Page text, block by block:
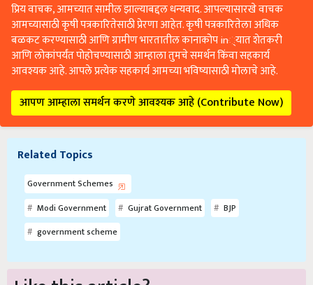
प्रिय वाचक, आमच्यात सामील झाल्याबद्दल धन्यवाद. आपल्यासारखे वाचक
आमच्यासाठी कृषी पत्रकारितेसाठी प्रेरणा आहेत. कृषी पत्रकारितेला अधिक
बळकट करण्यासाठी आणि ग्रामीण भारतातील कानाकोप in्यात शेतकरी
आणि लोकांपर्यंत पोहोचण्यासाठी आम्हाला तुमचे समर्थन किंवा सहकार्य
आवश्यक आहे. आपले प्रत्येक सहकार्य आमच्या भविष्यासाठी मोलाचे आहे.
आपण आम्हाला समर्थन करणे आवश्यक आहे (Contribute Now)
Related Topics
Government Schemes
Modi Government
Gujrat Government
BJP
government scheme